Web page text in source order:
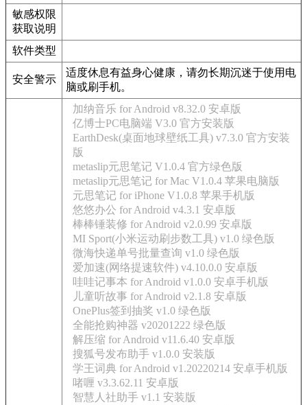
敏感权限
获取说明
软件类型
安全警示
适度休息有益身心健康，请勿长期沉迷于使用电
脑或刷手机。
加纳音乐 for Android v8.32.0 安卓版
亿博士PC电脑端 V3.0 官方安装版
EarthDesk(桌面地球壁纸工具) v7.3.0 官方安装
版
metaslip元思笔记 V1.0.4 官方绿色版
metaslip元思笔记 for Mac V1.0.4 苹果电脑版
元思笔记 for iPhone V1.0.8 苹果手机版
悠悠办公 for Android v4.3.1 安卓版
棒棒锤装修 for Android v2.0.99 安卓版
MI Sport(小米运动刷步数工具) v1.0 绿色版
微海快递单号批量查询 v1.0 绿色版
爱加速(网络提速软件) v4.10.0.0 安卓版
哇哇记事本 for Android v1.0.0 安卓手机版
儿童听故事 for Android v2.1.8 安卓版
OnePlus签到抽奖 v1.0 绿色版
全能抢购神器 v20201222 绿色版
解压缩 for Android v11.6.40 安卓版
搜狐号发布助手 v1.0.0 安装版
学王词典 for Android v1.20220214 安卓手机版
啫喱 v3.3.62.11 安卓版
智慧人社助手 v1.1 安装版